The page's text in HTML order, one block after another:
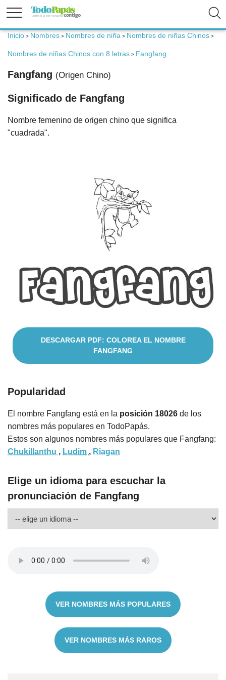
Embarazo
Cuentos
Inicio > Nombres > Nombres de niña > Nombres de niñas Chinos >
Nombres de niñas Chinos con 8 letras > Fangfang
Fangfang (Origen Chino)
Significado de Fangfang
Nombre femenino de origen chino que significa
"cuadrada".
DESCARGAR PDF: COLOREA EL NOMBRE
FANGFANG
Popularidad
El nombre Fangfang está en la posición 18026 de los
nombres más populares en TodoPapás.
Estos son algunos nombres más populares que Fangfang:
Chukillanthu , Ludim , Riagan
Elige un idioma para escuchar la
pronunciación de Fangfang
VER NOMBRES MÁS POPULARES
VER NOMBRES MÁS RAROS